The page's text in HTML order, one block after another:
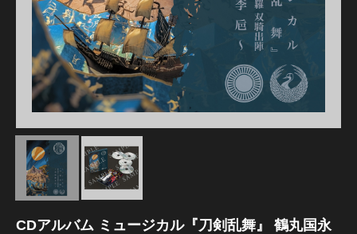
CDアルバム ミュージカル『刀剣乱舞』 鶴丸国永